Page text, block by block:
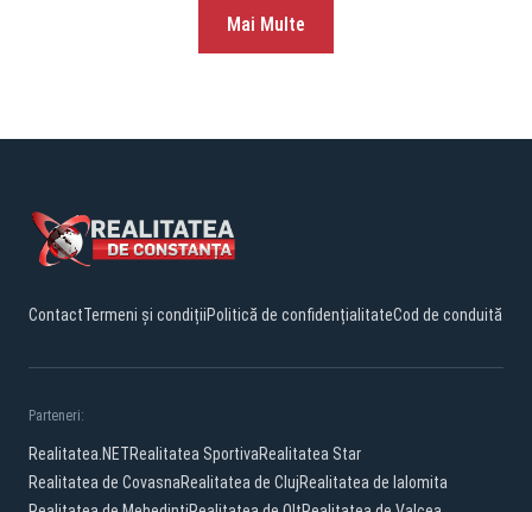
Mai Multe
ContactTermeni și condițiiPolitică de confidențialitateCod de conduită
Parteneri:
Realitatea.NETRealitatea SportivaRealitatea Star
Realitatea de CovasnaRealitatea de ClujRealitatea de Ialomita